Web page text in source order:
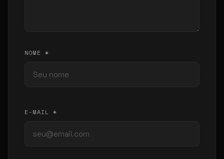
NOME *
E-MAIL *